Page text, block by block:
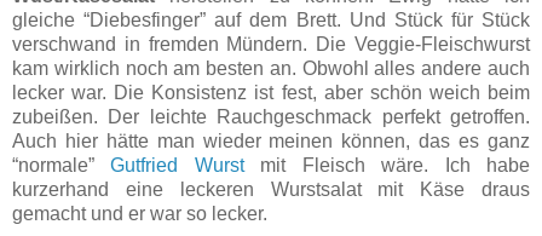
gleiche “Diebesfinger” auf dem Brett. Und Stück für Stück
verschwand in fremden Mündern. Die Veggie-Fleischwurst
kam wirklich noch am besten an. Obwohl alles andere auch
lecker war. Die Konsistenz ist fest, aber schön weich beim
zubeißen. Der leichte Rauchgeschmack perfekt getroffen.
Auch hier hätte man wieder meinen können, das es ganz
“normale”Gutfried Wurstmit Fleisch wäre. Ich habe
kurzerhand eine leckeren Wurstsalat mit Käse draus
gemacht und er war so lecker.